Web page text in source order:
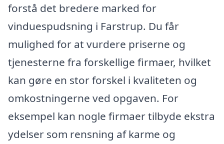
forstå det bredere marked for
vinduespudsning i Farstrup. Du får
mulighed for at vurdere priserne og
tjenesterne fra forskellige firmaer, hvilket
kan gøre en stor forskel i kvaliteten og
omkostningerne ved opgaven. For
eksempel kan nogle firmaer tilbyde ekstra
ydelser som rensning af karme og